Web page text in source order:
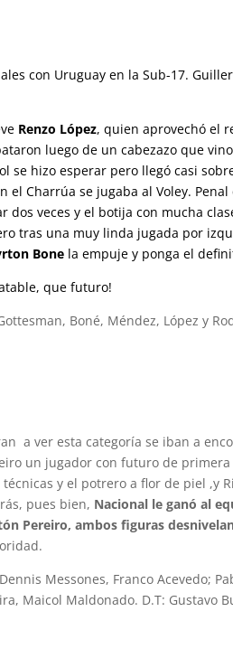
con Uruguay en la Sub-17.
Renzo López, quien aprovechó el
luego de un cabezazo que
se hizo esperar pero llegó casi
Charrúa se jugaba al Voley.
dos veces y el botija con mucha
tras una muy linda jugada por
Bone la empuje y ponga el
que futuro!
Boné, Méndez, López y
a ver esta categoría se iban a
un jugador con futuro de primera
y el potrero a flor de piel ,y
pues bien, Nacional le ganó al
Pereiro, ambos figuras
Messones, Franco Acevedo;
Maicol Maldonado. D.T: Gustavo